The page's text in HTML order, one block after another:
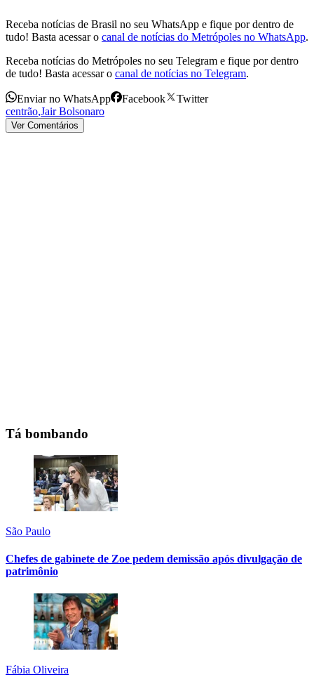
Receba notícias de Brasil no seu WhatsApp e fique por dentro de
tudo! Basta acessar o canal de notícias do Metrópoles no WhatsApp.
Receba notícias do Metrópoles no seu Telegram e fique por dentro
de tudo! Basta acessar o canal de notícias no Telegram.
Enviar no WhatsApp Facebook
Twitter
centrão,Jair Bolsonaro
Ver Comentários
Tá bombando
São Paulo
Chefes de gabinete de Zoe pedem demissão após divulgação de
patrimônio
Fábia Oliveira